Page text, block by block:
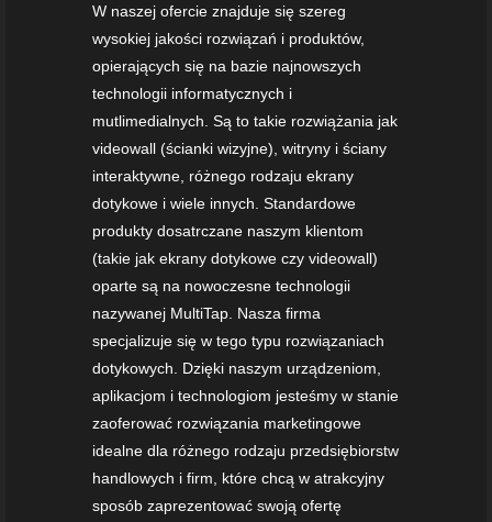
W naszej ofercie znajduje się szereg
wysokiej jakości rozwiązań i produktów,
opierających się na bazie najnowszych
technologii informatycznych i
mutlimedialnych. Są to takie rozwiążania jak
videowall (ścianki wizyjne), witryny i ściany
interaktywne, różnego rodzaju ekrany
dotykowe i wiele innych. Standardowe
produkty dosatrczane naszym klientom
(takie jak ekrany dotykowe czy videowall)
oparte są na nowoczesne technologii
nazywanej MultiTap. Nasza firma
specjalizuje się w tego typu rozwiązaniach
dotykowych. Dzięki naszym urządzeniom,
aplikacjom i technologiom jesteśmy w stanie
zaoferować rozwiązania marketingowe
idealne dla różnego rodzaju przedsiębiorstw
handlowych i firm, które chcą w atrakcyjny
sposób zaprezentować swoją ofertę